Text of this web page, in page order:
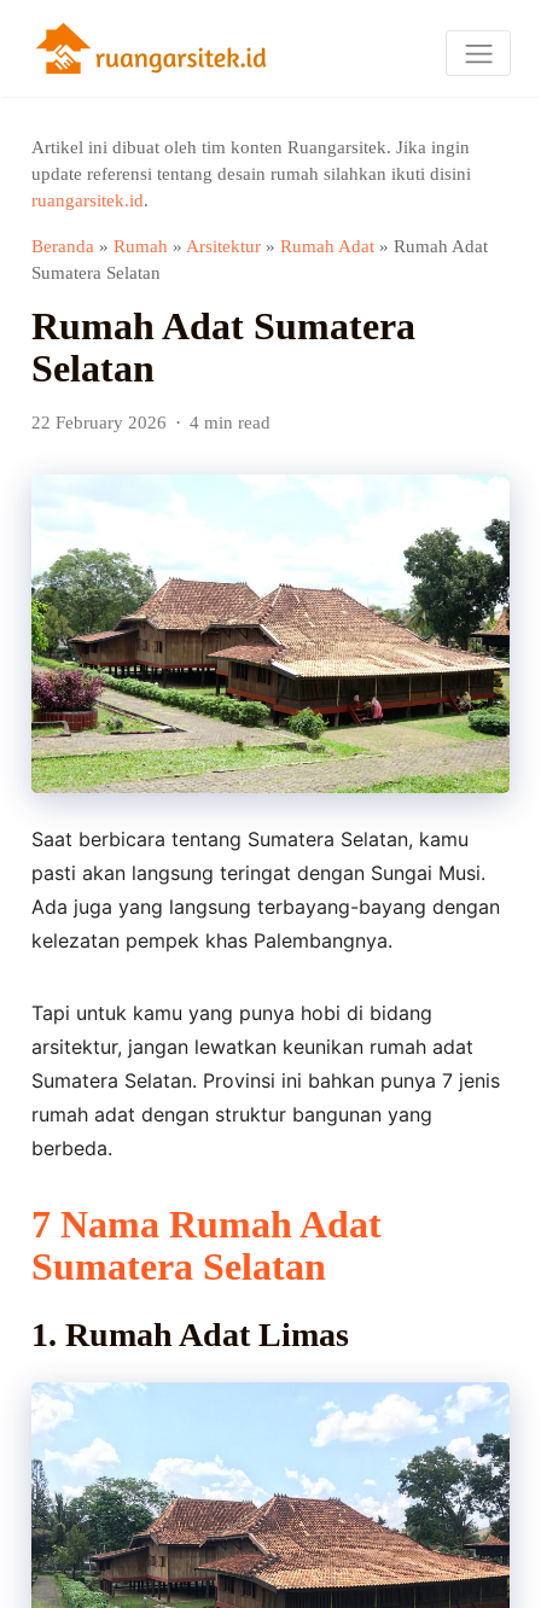
Artikel ini dibuat oleh tim konten Ruangarsitek. Jika ingin
update referensi tentang desain rumah silahkan ikuti disini
ruangarsitek.id.
Beranda »Rumah » Arsitektur »Rumah Adat »Rumah Adat
Sumatera Selatan
Rumah Adat Sumatera
Selatan
22 February 2026 4 min read
Saat berbicara tentang Sumatera Selatan, kamu
pasti akan langsung teringat dengan Sungai Musi.
Ada juga yang langsung terbayang-bayang dengan
kelezatan pempek khas Palembangnya.
Tapi untuk kamu yang punya hobi di bidang
arsitektur, jangan lewatkan keunikan rumah adat
Sumatera Selatan. Provinsi ini bahkan punya 7 jenis
rumah adat dengan struktur bangunan yang
berbeda.
7 Nama Rumah Adat
Sumatera Selatan
1. Rumah Adat Limas